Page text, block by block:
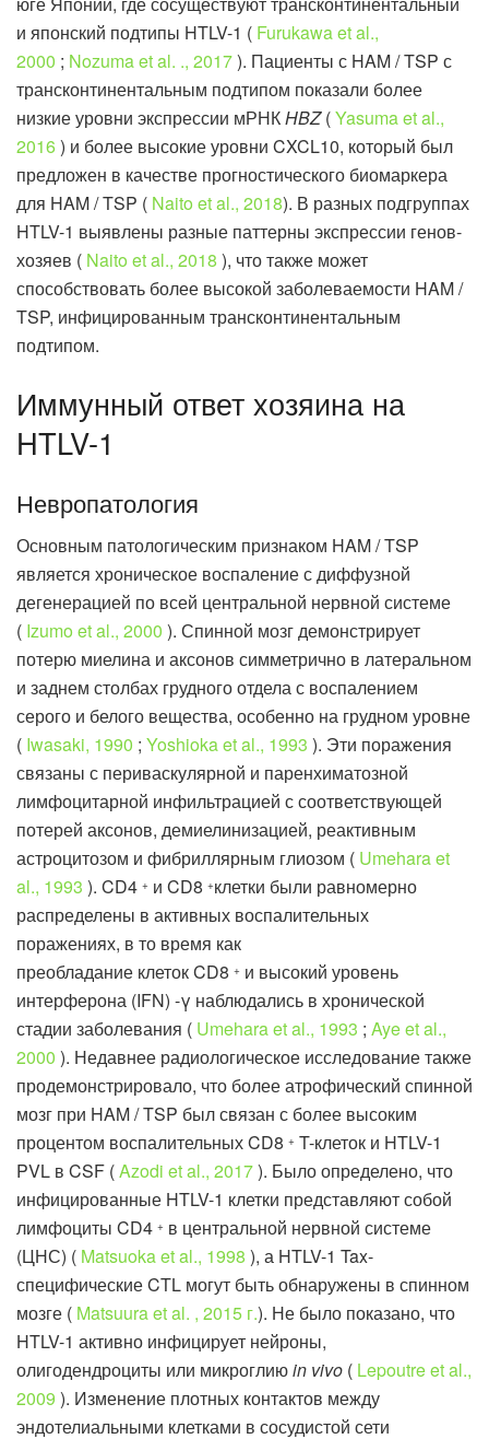
и японский подтипы HTLV-1 ( Furukawa et al.,
2000 ; Nozuma et al. ., 2017). Пациенты с HAM / TSP с
трансконтинентальным подтипом показали более
низкие уровни экспрессии мРНКHBZ(Yasuma et al.,
2016) и более высокие уровни CXCL10, который был
предложен в качестве прогностического биомаркера
для HAM / TSP ( Naito et al., 2018). В разных подгруппах
HTLV-1 выявлены разные паттерны экспрессии генов-
хозяев ( Naito et al., 2018 ), что также может
способствовать более высокой заболеваемости HAM /
TSP, инфицированным трансконтинентальным
подтипом.
Иммунный ответ хозяина на
HTLV-1
Невропатология
Основным патологическим признаком HAM / TSP
является хроническое воспаление с диффузной
дегенерацией по всей центральной нервной системе
( Izumo et al., 2000 ). Спинной мозг демонстрирует
потерю миелина и аксонов симметрично в латеральном
и заднем столбах грудного отдела с воспалением
серого и белого вещества, особенно на грудном уровне
( Iwasaki, 1990 ; Yoshioka et al., 1993 ). Эти поражения
связаны с периваскулярной и паренхиматозной
лимфоцитарной инфильтрацией с соответствующей
потерей аксонов, демиелинизацией, реактивным
астроцитозом и фибриллярным глиозом ( Umehara et
al., 1993 ). CD4 + и CD8 +клетки были равномерно
распределены в активных воспалительных
поражениях, в то время как
преобладание клеток CD8 + и высокий уровень
интерферона (IFN) -γ наблюдались в хронической
стадии заболевания ( Umehara et al., 1993 ; Aye et al.,
2000 ). Недавнее радиологическое исследование также
продемонстрировало, что более атрофический спинной
мозг при HAM / TSP был связан с более высоким
процентом воспалительных CD8 + T-клеток и HTLV-1
PVL в CSF (Azodi et al., 2017). Было определено, что
инфицированные HTLV-1 клетки представляют собой
лимфоциты CD4 + в центральной нервной системе
(ЦНС) ( Matsuoka et al., 1998 ), а HTLV-1 Tax-
специфические CTL могут быть обнаружены в спинном
мозге ( Matsuura et al. , 2015 г.). Не было показано, что
HTLV-1 активно инфицирует нейроны,
олигодендроциты или микроглиюin vivo ( Lepoutre et al.,
2009 ). Изменение плотных контактов между
эндотелиальными клетками в сосудистой сети